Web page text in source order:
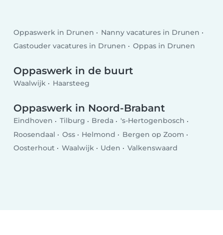
Oppaswerk in Drunen
Nanny vacatures in Drunen
Gastouder vacatures in Drunen
Oppas in Drunen
Oppaswerk in de buurt
Waalwijk Haarsteeg
Oppaswerk in Noord-Brabant
Eindhoven Tilburg Breda
's-Hertogenbosch
Roosendaal
Oss Helmond
Bergen op Zoom
Oosterhout
Waalwijk Uden Valkenswaard